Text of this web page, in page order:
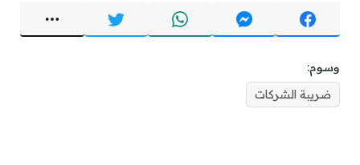
وسوم:
ضريبة الشركات